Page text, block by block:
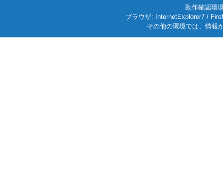
動作確認環
ブラウザ: InternetExplorer7 /
その他の環境では、情報